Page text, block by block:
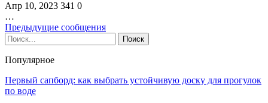
Апр 10, 2023 341 0
…
Предыдущие сообщения
Популярное
Первый сапборд: как выбрать устойчивую доску для прогулок
по воде